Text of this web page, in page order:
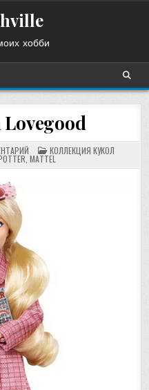
хобби
НА
MATTEL
LUNA
ОПУБЛИКОВАНО
В
КОЛЛЕКЦИЯ КУКОЛ
MATTEL